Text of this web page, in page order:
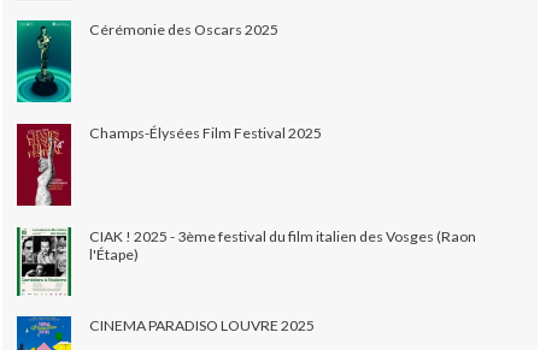
Cérémonie des Oscars 2025
Champs-Élysées Film Festival 2025
CIAK ! 2025 - 3ème festival du film italien des Vosges (Raon
l'Étape)
CINEMA PARADISO LOUVRE 2025